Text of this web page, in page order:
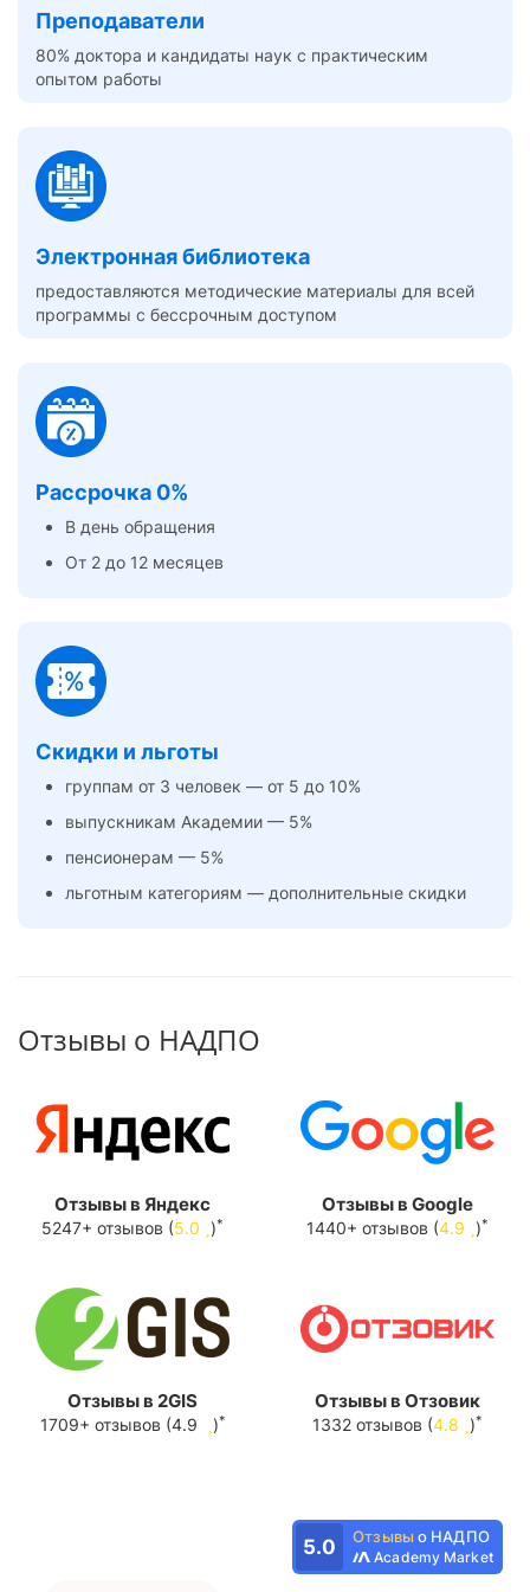
Преподаватели
80% доктора и кандидаты наук с практическим
опытом работы
Электронная библиотека
предоставляются методические материалы для всей
программы с бессрочным доступом
Рассрочка 0%
В день обращения
От 2 до 12 месяцев
Скидки и льготы
группам от 3 человек — от 5 до 10%
выпускникам Академии — 5%
пенсионерам — 5%
льготным категориям — дополнительные скидки
Отзывы о НАДПО
Отзывы в Яндекс
5247+ отзывов (5.0 )*
Отзывы в Google
1440+ отзывов (4.9 )*
Отзывы в 2GIS
1709+ отзывов (4.9 )*
Отзывы в Отзовик
1332 отзывов (4.8 )*
5.0 Отзывыо НАДПО
Academy Market